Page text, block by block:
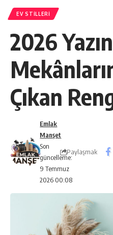
EV STILLERI
2026
Çıkan
Son
güncelleme:
9 Temmuz
2026 00:08
Emlak
Manşet
Paylaşmak